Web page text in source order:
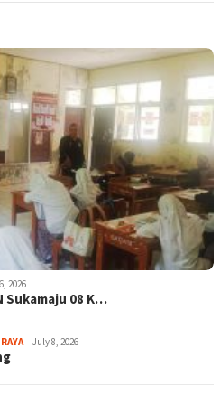
2026
Sukamaju 08 K…
July 8, 2026